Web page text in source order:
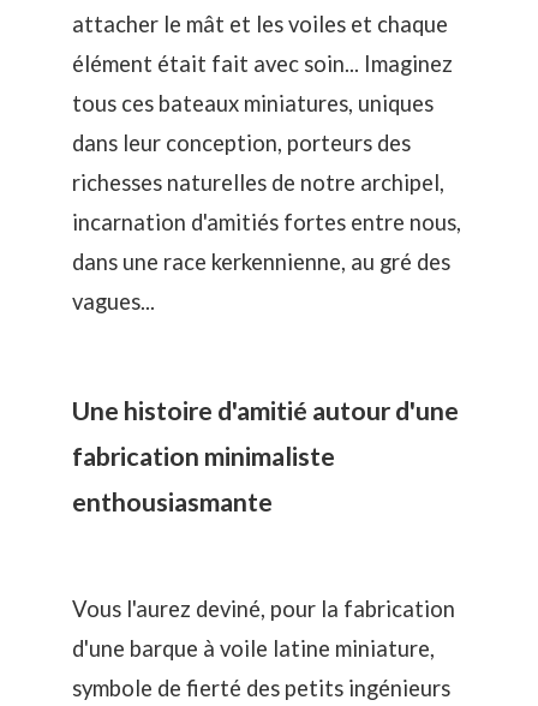
attacher le mât et les voiles et chaque
élément était fait avec soin... Imaginez
tous ces bateaux miniatures, uniques
dans leur conception, porteurs des
richesses naturelles de notre archipel,
incarnation d'amitiés fortes entre nous,
dans une race kerkennienne, au gré des
vagues...
Une histoire d'amitié autour d'une
fabrication minimaliste
enthousiasmante
Vous l'aurez deviné, pour la fabrication
d'une barque à voile latine miniature,
symbole de fierté des petits ingénieurs